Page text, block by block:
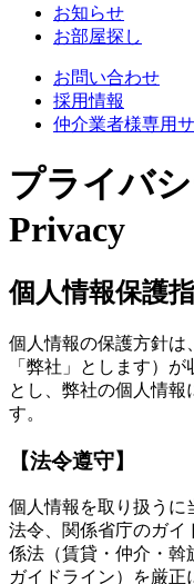
お知らせ
お部屋探し
お問い合わせ
採用情報
仲介業者様専用
プライバ
Privacy
個人情報保護
個人情報の保護方針は
「弊社」とします）
とし、弊社の個人情
す。
【法令遵守】
個人情報を取り扱うに
法令、関係省庁のガイ
係法（賃貸・仲介・斡
ガイドライン）を厳正